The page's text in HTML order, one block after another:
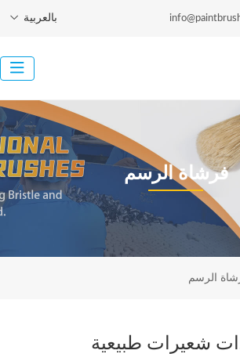
بالعربية
فرشاة الرسم
الرسم
شعيرات طبيعية